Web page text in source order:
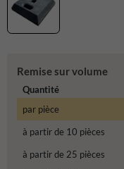
Remise sur volume
Quantité
par pièce
à partir de 10 pièces
à partir de 25 pièces